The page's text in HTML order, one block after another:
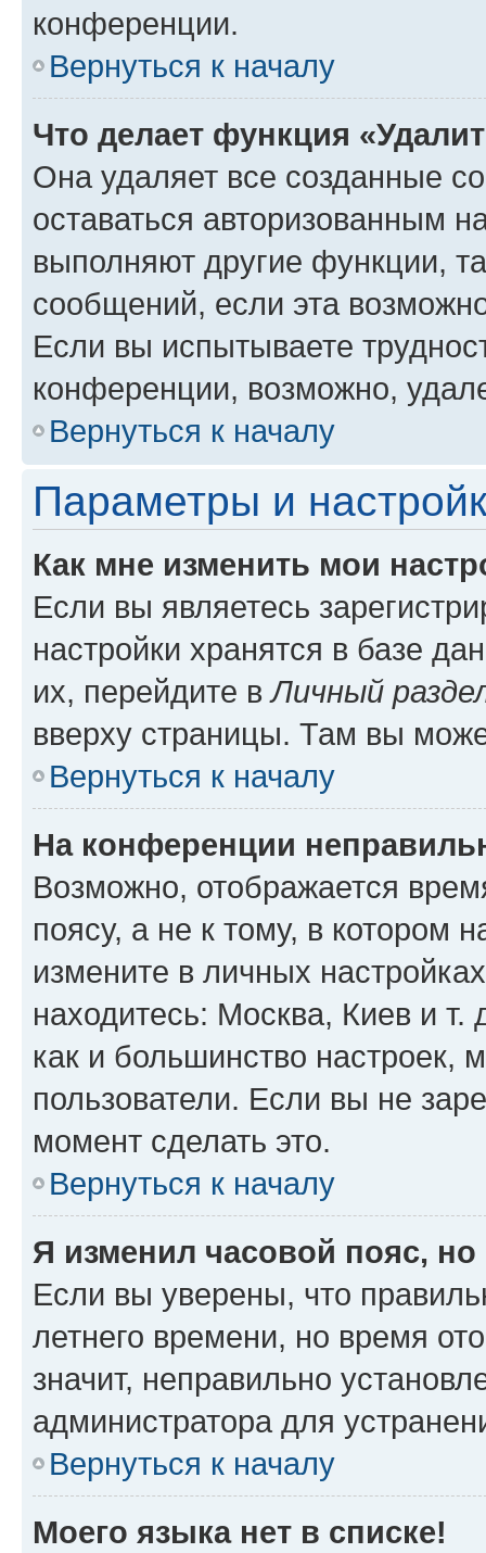
конференции.
Вернуться к началу
Что делает функция
Она удаляет все созданные
оставаться авторизованным
выполняют другие функции,
сообщений, если эта
Если вы испытываете
конференции, возможно,
Вернуться к началу
Параметры и
Как мне изменить мои
Если вы являетесь
настройки хранятся в базе
их, перейдите вЛичный
вверху страницы. Там вы
Вернуться к началу
На конференции
Возможно, отображается
поясу, а не к тому, в котором
измените в личных
находитесь: Москва, Киев и т.
как и большинство настроек,
пользователи. Если вы не
момент сделать это.
Вернуться к началу
Я изменил часовой пояс,
Если вы уверены, что
летнего времени, но время
значит, неправильно
администратора для
Вернуться к началу
Моего языка нет в списке!